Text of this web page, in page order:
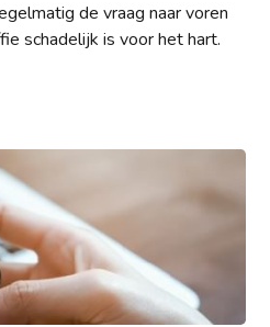
de vraag naar voren
schadelijk is voor het hart.